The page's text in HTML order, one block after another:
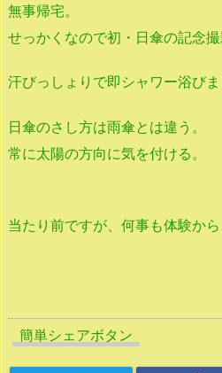
無事帰宅。
せっかくなので初・日傘の記念撮
汗びっしょりで即シャワー浴びま
日傘のさし方は雨傘とは違う。
常に太陽の方向に気を付ける。
当たり前ですが、何事も体験から
簡単シェアボタン